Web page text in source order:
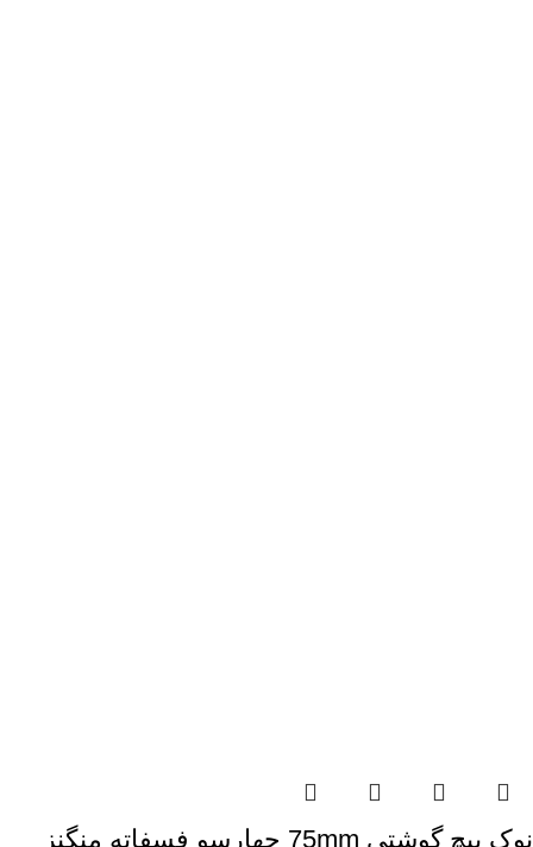
نوک پیچ گوشتی 75mm چهارسو فسفاته منگنز